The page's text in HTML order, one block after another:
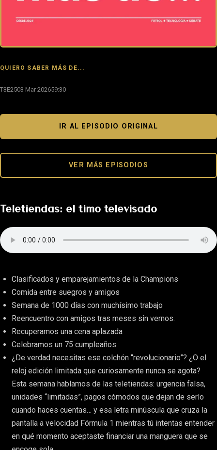
QUIERO SABER MÁS DE...
T3E2503 Mar 202659:30
IR AL EPISODIO ORIGINAL
VER MÁS EPISODIOS
Teletiendas: el timo televisado
Clasificados y emparejamientos de la Champions
Comida entre suegros y amigos
Semana de 1000 días con muchísimo trabajo
Reencuentro con amigos tras meses sin vernos.
Recuperamos una cena aplazada
Celebramos un 75 cumpleaños
¿De verdad necesitas ese colchón “revolucionario”? ¿O el
reloj edición limitada que curiosamente nunca se agota?
Esta semana hablamos de las teletiendas: urgencia falsa,
unidades “limitadas”, pagos cómodos que dejan de serlo
cuando haces cuentas… y esa letra minúscula que cruza la
pantalla a velocidad Fórmula 1 mientras tú intentas entender
en qué momento aceptaste financiar una manguera que se